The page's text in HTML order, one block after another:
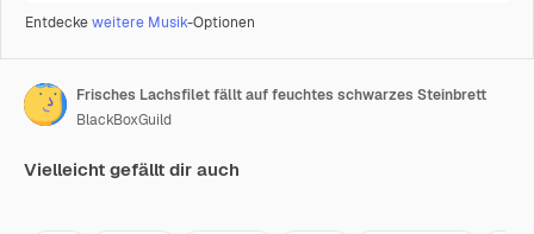
Entdeckeweitere Musik-Optionen
Frisches Lachsfilet fällt auf feuchtes schwarzes Steinbrett
BlackBoxGuild
Vielleicht gefällt dir auch